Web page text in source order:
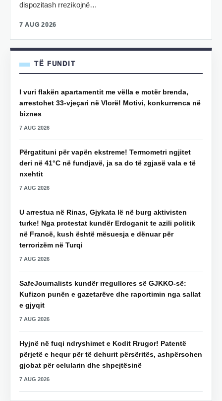
dispozitash rrezikojnë…
7 AUG 2026
TË FUNDIT
I vuri flakën apartamentit me vëlla e motër brenda,
arrestohet 33-vjeçari në Vlorë! Motivi, konkurrenca në
biznes
7 AUG 2026
Përgatituni për vapën ekstreme! Termometri ngjitet
deri në 41°C në fundjavë, ja sa do të zgjasë vala e të
nxehtit
7 AUG 2026
U arrestua në Rinas, Gjykata lë në burg aktivisten
turke! Nga protestat kundër Erdoganit te azili politik
në Francë, kush është mësuesja e dënuar për
terrorizëm në Turqi
7 AUG 2026
SafeJournalists kundër rregullores së GJKKO-së:
Kufizon punën e gazetarëve dhe raportimin nga sallat
e gjyqit
7 AUG 2026
Hyjnë në fuqi ndryshimet e Kodit Rrugor! Patentë
përjetë e hequr për të dehurit përsëritës, ashpërsohen
gjobat për celularin dhe shpejtësinë
7 AUG 2026